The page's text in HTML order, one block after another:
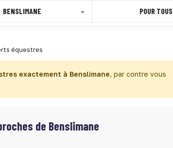
BENSLIMANE POUR TOUS
équestres
exactement à Benslimane, par contre vous
de Benslimane